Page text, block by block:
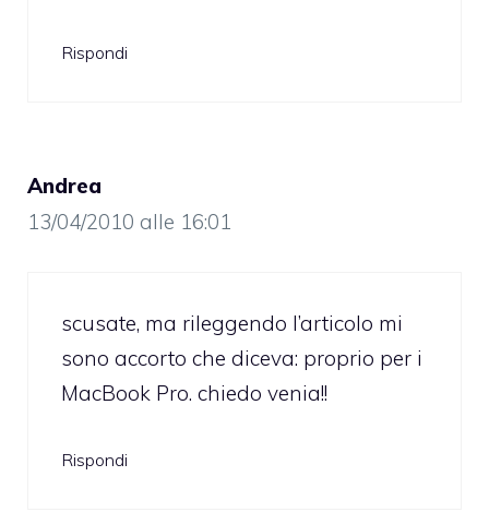
Rispondi
Andrea
13/04/2010 alle 16:01
scusate, ma rileggendo l’articolo mi
sono accorto che diceva: proprio per i
MacBook Pro. chiedo venia!!
Rispondi